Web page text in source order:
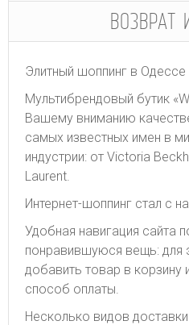
ВОЗВРАТ
Элитный шоппинг в
Мультибрендовый бутик
Вашему вниманию
самых известных имен в
индустрии: от Victoria
Laurent.
Интернет-шоппинг стал с
Удобная навигация сайта
понравившуюся вещь: для
добавить товар в корзину
способ оплаты.
Несколько видов